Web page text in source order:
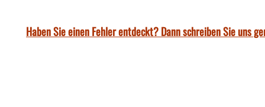
Haben Sie einen Fehler entdeckt? Dann schreiben Sie uns